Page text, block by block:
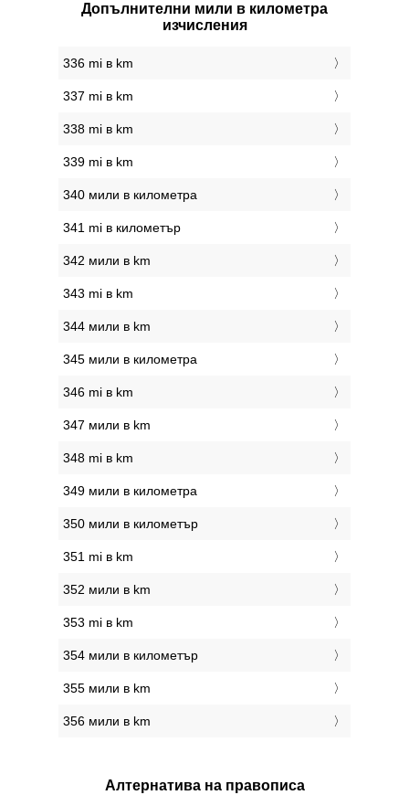
Допълнителни мили в километра
изчисления
336 mi в km
337 mi в km
338 mi в km
339 mi в km
340 мили в километра
341 mi в километър
342 мили в km
343 mi в km
344 мили в km
345 мили в километра
346 mi в km
347 мили в km
348 mi в km
349 мили в километра
350 мили в километър
351 mi в km
352 мили в km
353 mi в km
354 мили в километър
355 мили в km
356 мили в km
Алтернатива на правописа